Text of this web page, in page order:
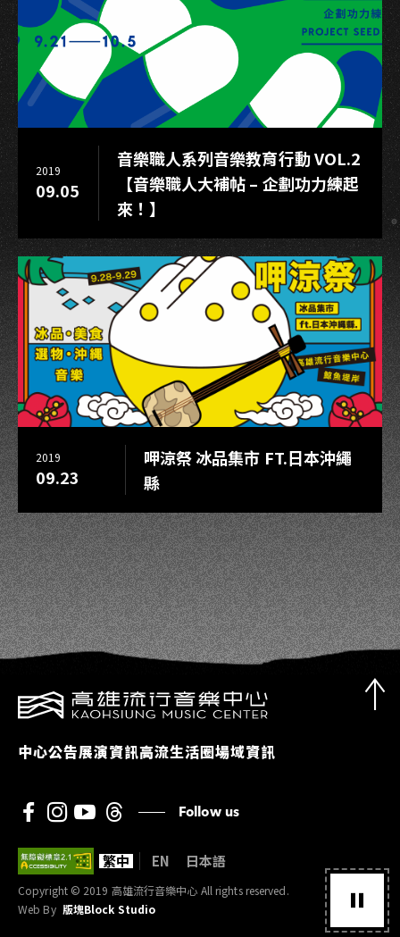
瑞
霞
登
藍
寶
台
親
節
獻
唱
感
動
落
淚
2019
09.05
音樂職人系列音樂教育行動 VOL.2
【音樂職人大補帖 – 企劃功力練起
來！】
2019
09.23
呷涼祭 冰品集市 FT.日本沖繩
縣
中心公告展演資訊高流生活圈場域資訊
Follow us
Copyright © 2019 高雄流行音樂中心 All rights reserved.
Web By 版塊Block Studio
繁中 EN 日本語